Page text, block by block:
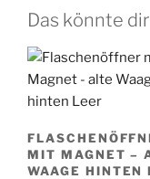
Das könnte
MIT MAGNET –
WAAGE HINTEN